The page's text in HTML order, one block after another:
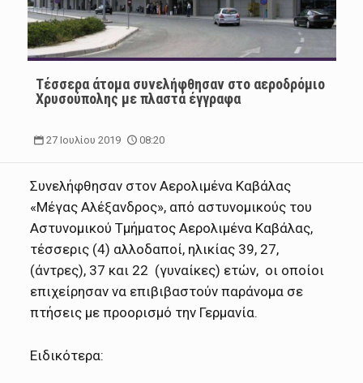
Τέσσερα άτομα συνελήφθησαν στο αεροδρόμιο
Χρυσούπολης με πλαστά έγγραφα
27 Ιουλίου 2019 08:20
Συνελήφθησαν στον Αερολιμένα Καβάλας
«Μέγας Αλέξανδρος», από αστυνομικούς του
Αστυνομικού Τμήματος Αερολιμένα Καβάλας,
τέσσερις (4) αλλοδαποί, ηλικίας 39, 27,
(άντρες), 37 και 22 (γυναίκες) ετών, οι οποίοι
επιχείρησαν να επιβιβαστούν παράνομα σε
πτήσεις με προορισμό την Γερμανία.
Ειδικότερα: